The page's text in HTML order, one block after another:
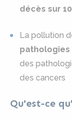
décès sur 10
La pollution
pathologies
des
des cancers
Qu'est-ce